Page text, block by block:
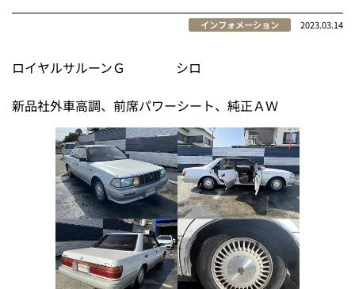
インフォメーション 2023.03.14
ロイヤルサルーンＧ シロ
新品社外車高調、前席パワーシート、純正ＡＷ